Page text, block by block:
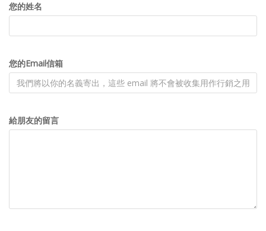
您的姓名
您的Email信箱
給朋友的留言